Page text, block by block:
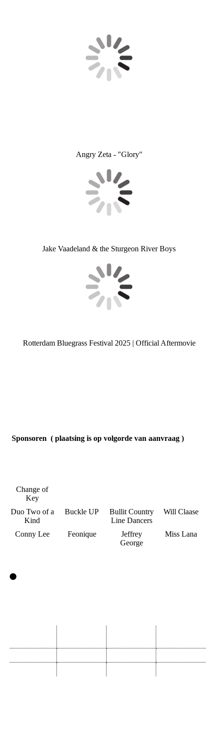
Angry Zeta - "Glory"
Jake Vaadeland & the Sturgeon River Boys
Rotterdam Bluegrass Festival 2025 | Official Aftermovie
Sponsoren ( plaatsing is op volgorde van aanvraag )
Change of
Key
Duo Two of a
Kind
Buckle UP
Bullit Country
Line Dancers
Will Claase
Conny Lee Feonique
Jeffrey
George
Miss Lana